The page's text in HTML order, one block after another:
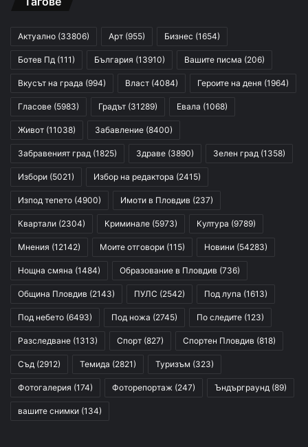
Актуално (33806) Арт (955) Бизнес (1654)
Ботев Пд (111) България (13910) Вашите писма (206)
Вкусът на града (994) Власт (4084) Героите на деня (1964)
Гласове (5983) Градът (31289) Евала (1068)
Живот (11038) Забавление (8400)
Забравеният град (1825) Здраве (3890) Зелен град (1358)
Избори (5021) Избор на редактора (2415)
Изпод тепето (4900) Имоти в Пловдив (237)
Квартали (2304) Криминале (5973) Култура (9789)
Мнения (12142) Моите отговори (115) Новини (54283)
Нощна смяна (1484) Образование в Пловдив (736)
Община Пловдив (2143) ПУЛС (2542) Под лупа (1613)
Под небето (6493) Под ножа (2745) По следите (123)
Разследване (1313) Спорт (827) Спортен Пловдив (818)
Съд (2912) Темида (2821) Туризъм (323)
Фотогалерия (174) Фоторепортаж (247) Ъндърграунд (89)
вашите снимки (134)